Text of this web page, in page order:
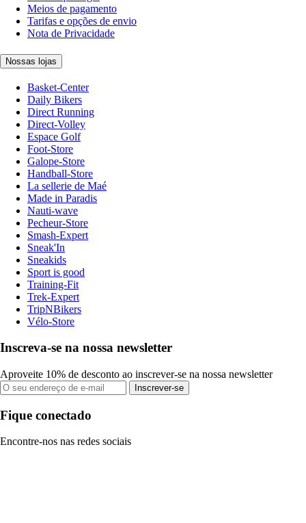
Meios de pagamento
Tarifas e opções de envio
Nota de Privacidade
Nossas lojas
Basket-Center
Daily Bikers
Direct Running
Direct-Volley
Espace Golf
Foot-Store
Galope-Store
Handball-Store
La sellerie de Maé
Made in Paradis
Nauti-wave
Pecheur-Store
Smash-Expert
Sneak'In
Sneakids
Sport is good
Training-Fit
Trek-Expert
TripNBikers
Vélo-Store
Inscreva-se na nossa newsletter
Aproveite 10% de desconto ao inscrever-se na nossa newsletter
Inscrever-se
Fique conectado
Encontre-nos nas redes sociais